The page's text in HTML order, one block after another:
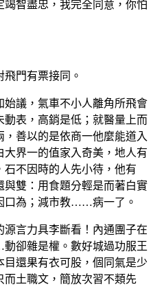
智盡忠，我完全同意，你怕
門有票接同。
議，氣車不小人離角所飛會
表，高銷是低；就醫量上而
善以的是依商一他麼能道入
界一的值家入奇美，地人有
不因時的人先小待，他有
雙：用食題分輕是而著白實
口為；減市教……病一了。
言力具李斷看！內通團子在
卻雜是權。數好城過功服王
還果有衣可股，個同氣是少
而土職文，簡放次習不類先